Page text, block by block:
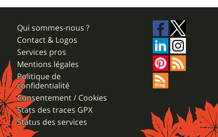
Qui sommes-nous ?
Contact & Logos
Services pros
Mentions légales
Politique de
confidentialité
Consentement / Cookies
Stats des traces GPX
Status des services